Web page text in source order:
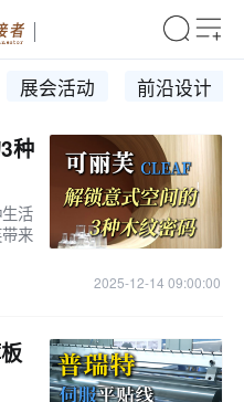
展会活动 前沿设计
种
活
来
纹
品
2025-12-14 09:00:00